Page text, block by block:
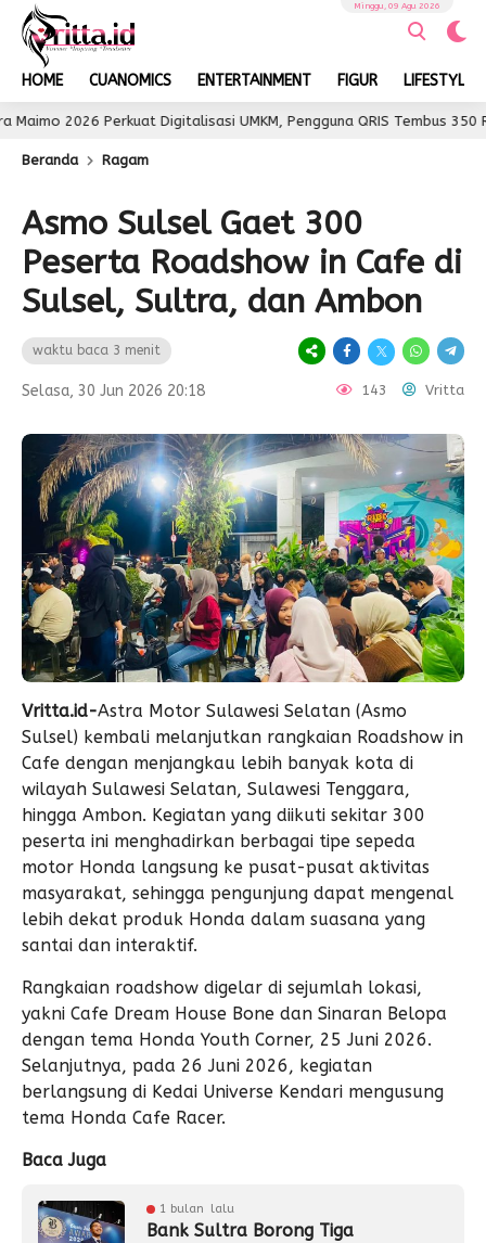
HOME CUANOMICS ENTERTAINMENT FIGUR LIFESTYLE
Minggu, 09 Agu 2026
Perkuat Digitalisasi UMKM, Pengguna QRIS Tembus 350 Ribu
Beranda Ragam
Asmo Sulsel Gaet 300
Peserta Roadshow in Cafe di
Sulsel, Sultra, dan Ambon
waktu baca 3 menit
Selasa, 30 Jun 2026 20:18 143 Vritta
Vritta.id-Astra Motor Sulawesi Selatan (Asmo
Sulsel) kembali melanjutkan rangkaian Roadshow in
Cafe dengan menjangkau lebih banyak kota di
wilayah Sulawesi Selatan, Sulawesi Tenggara,
hingga Ambon. Kegiatan yang diikuti sekitar 300
peserta ini menghadirkan berbagai tipe sepeda
motor Honda langsung ke pusat-pusat aktivitas
masyarakat, sehingga pengunjung dapat mengenal
lebih dekat produk Honda dalam suasana yang
santai dan interaktif.
Rangkaian roadshow digelar di sejumlah lokasi,
yakni Cafe Dream House Bone dan Sinaran Belopa
dengan tema Honda Youth Corner, 25 Juni 2026.
Selanjutnya, pada 26 Juni 2026, kegiatan
berlangsung di Kedai Universe Kendari mengusung
tema Honda Cafe Racer.
Baca Juga
1 bulan lalu
Bank Sultra Borong Tiga